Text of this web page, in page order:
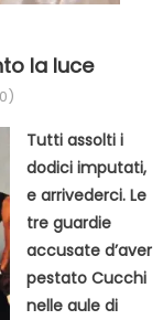
la luce
Tutti assolti i
dodici imputati,
e arrivederci. Le
tre guardie
accusate d’aver
pestato Cucchi
nelle aule di